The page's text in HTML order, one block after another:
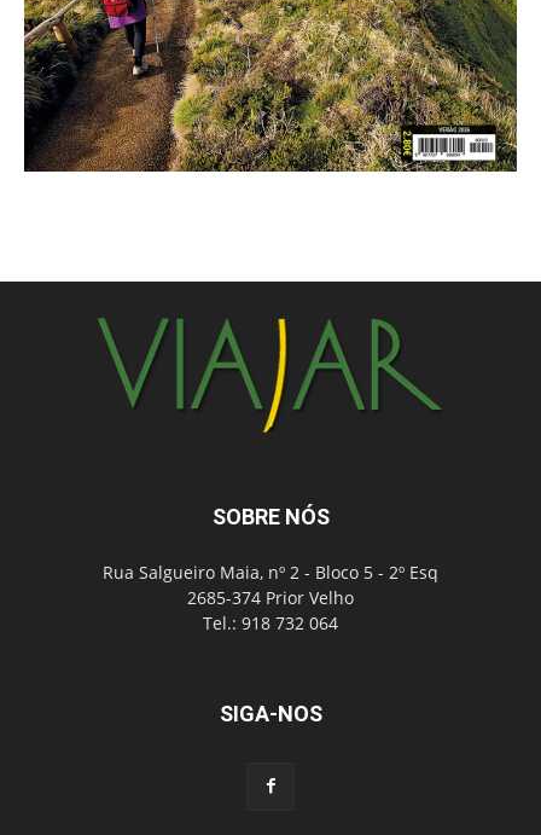
SOBRE NÓS
Rua Salgueiro Maia, nº 2 - Bloco 5 - 2º Esq
2685-374 Prior Velho
Tel.: 918 732 064
SIGA-NOS